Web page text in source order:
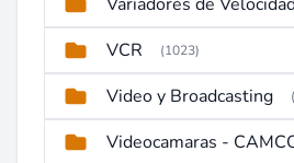
VCR (1023)
Video y Broadcasting
Videocamaras -